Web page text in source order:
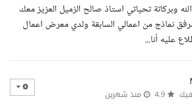
وبركاتة تحياتي استاذ صالح الزميل العزيز معك
نماذج من اعمالي السابقة ولدي معرض اعمال
عليه أنا...
منذ شهرين